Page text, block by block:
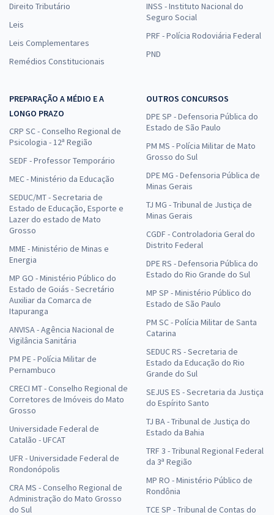
Direito Tributário
Leis
Leis Complementares
Remédios Constitucionais
INSS - Instituto Nacional do
Seguro Social
PRF - Polícia Rodoviária Federal
PND
PREPARAÇÃO A MÉDIO E A
LONGO PRAZO
CRP SC - Conselho Regional de
Psicologia - 12ª Região
SEDF - Professor Temporário
MEC - Ministério da Educação
SEDUC/MT - Secretaria de
Estado de Educação, Esporte e
Lazer do estado de Mato
Grosso
MME - Ministério de Minas e
Energia
MP GO - Ministério Público do
Estado de Goiás - Secretário
Auxiliar da Comarca de
Itapuranga
ANVISA - Agência Nacional de
Vigilância Sanitária
PM PE - Polícia Militar de
Pernambuco
CRECI MT - Conselho Regional de
Corretores de Imóveis do Mato
Grosso
Universidade Federal de
Catalão - UFCAT
UFR - Universidade Federal de
Rondonópolis
CRA MS - Conselho Regional de
Administração do Mato Grosso
do Sul
OUTROS CONCURSOS
DPE SP - Defensoria Pública do
Estado de São Paulo
PM MS - Polícia Militar de Mato
Grosso do Sul
DPE MG - Defensoria Pública de
Minas Gerais
TJ MG - Tribunal de Justiça de
Minas Gerais
CGDF - Controladoria Geral do
Distrito Federal
DPE RS - Defensoria Pública do
Estado do Rio Grande do Sul
MP SP - Ministério Público do
Estado de São Paulo
PM SC - Polícia Militar de Santa
Catarina
SEDUC RS - Secretaria de
Estado da Educação do Rio
Grande do Sul
SEJUS ES - Secretaria da Justiça
do Espírito Santo
TJ BA - Tribunal de Justiça do
Estado da Bahia
TRF 3 - Tribunal Regional Federal
da 3ª Região
MP RO - Ministério Público de
Rondônia
TCE SP - Tribunal de Contas do